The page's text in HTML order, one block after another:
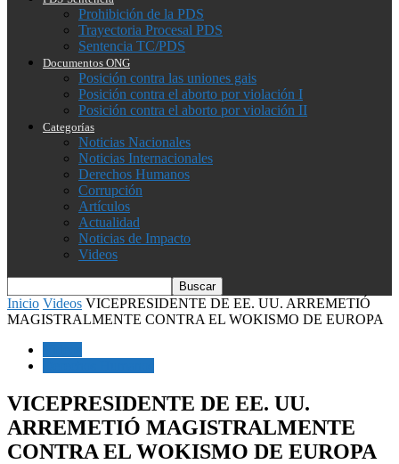
Prohibición de la PDS
Trayectoria Procesal PDS
Sentencia TC/PDS
Documentos ONG
Posición contra las uniones gais
Posición contra el aborto por violación I
Posición contra el aborto por violación II
Categorías
Noticias Nacionales
Noticias Internacionales
Derechos Humanos
Corrupción
Artículos
Actualidad
Noticias de Impacto
Videos
Inicio Videos VICEPRESIDENTE DE EE. UU. ARREMETIÓ
MAGISTRALMENTE CONTRA EL WOKISMO DE EUROPA
VICEPRESIDENTE DE EE. UU.
ARREMETIÓ MAGISTRALMENTE
CONTRA EL WOKISMO DE EUROPA